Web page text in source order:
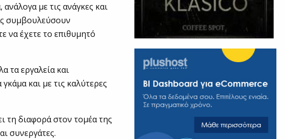
με τις ανάγκες και
συμβουλεύσουν
να έχετε το επιθυμητό
τα εργαλεία και
και με τις καλύτερες
τη διαφορά στον τομέα της
συνεργάτες.